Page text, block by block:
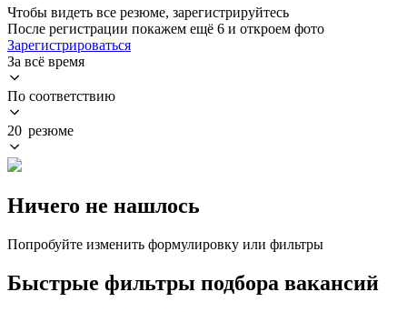
Чтобы видеть все резюме, зарегистрируйтесь
После регистрации покажем ещё 6 и откроем фото
Зарегистрироваться
За всё время
По соответствию
20 резюме
Ничего не нашлось
Попробуйте изменить формулировку или фильтры
Быстрые фильтры подбора вакансий